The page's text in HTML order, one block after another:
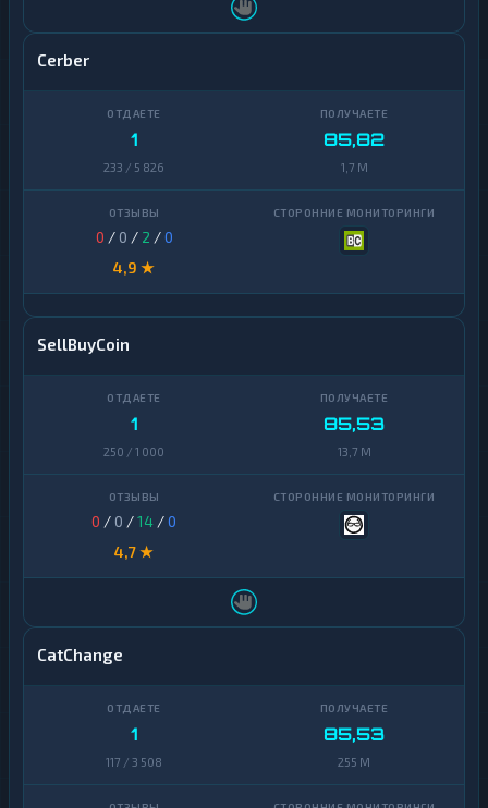
Cerber
1
233 / 5 826
85,82
1,7 M
0 / 0 / 2 /0
4,9 ★
SellBuyCoin
1
250 / 1 000
85,53
13,7 M
0 / 0 /14 /0
4,7 ★
CatChange
1
117 / 3 508
85,53
255 M